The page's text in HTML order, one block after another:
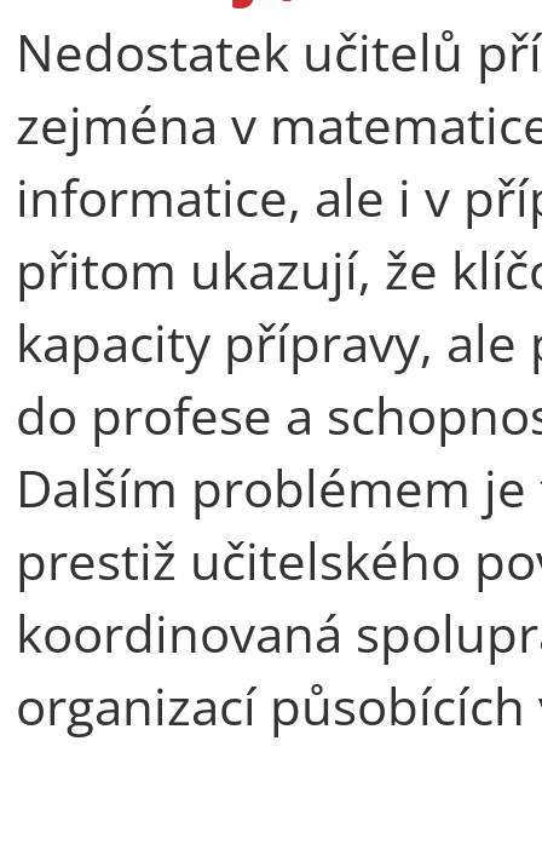
Nedostatek učitelů
zejména v
informatice, ale i v
přitom ukazují, že
kapacity přípravy,
do profese a
Dalším problémem
prestiž učitelského
koordinovaná
organizací